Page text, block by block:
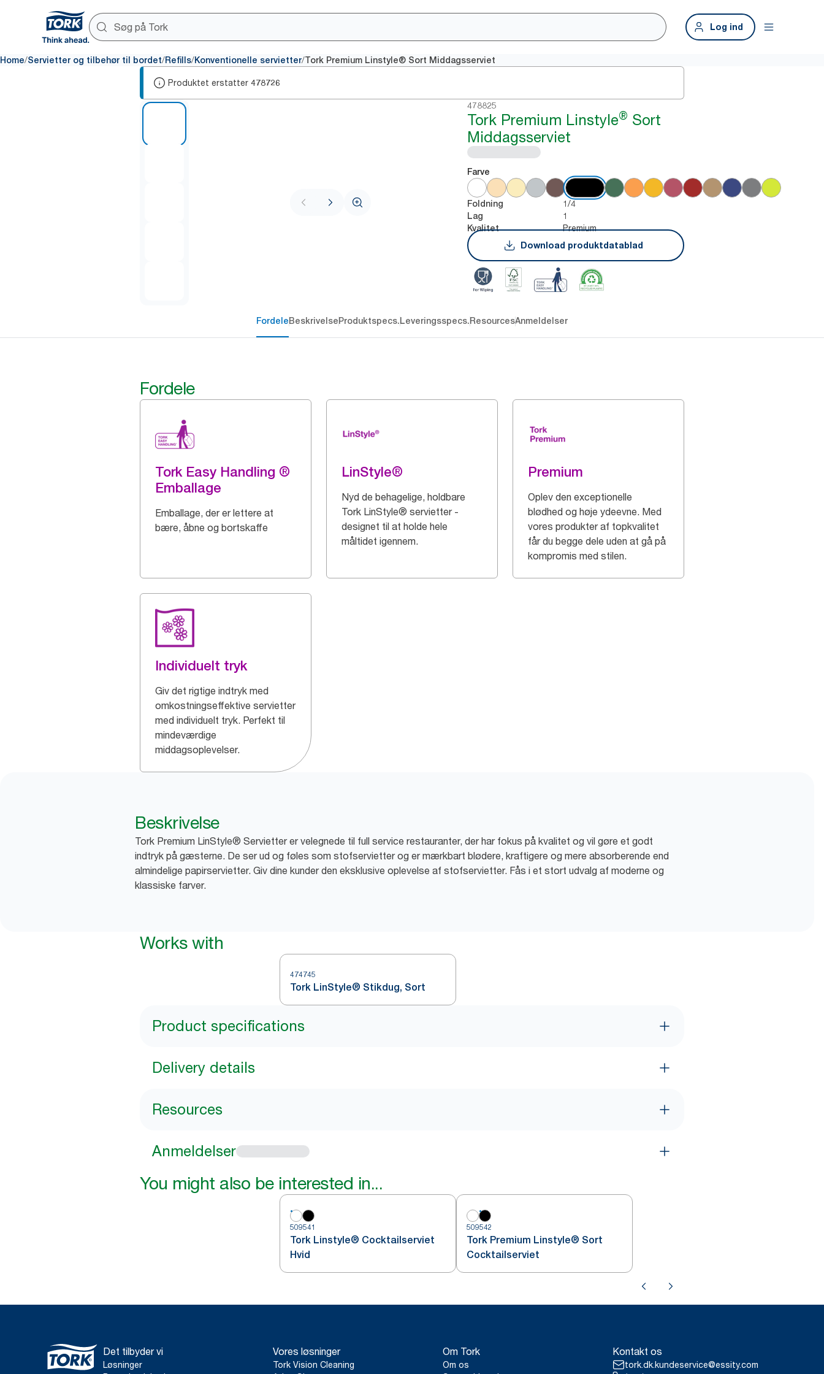
Log ind
Home/Servietter og tilbehør til bordet/Refills/Konventionelle servietter/Tork Premium Linstyle® Sort Middagsserviet
Produktet erstatter 478726
478825
Tork Premium Linstyle® Sort
Middagsserviet
Farve
Foldning 1/4
Lag 1
Kvalitet
Premium
Download produktdatablad
FordeleBeskrivelseProduktspecs.Leveringsspecs.ResourcesAnmeldelser
Fordele
Tork Easy Handling ®
Emballage
Emballage, der er lettere at
bære, åbne og bortskaffe
LinStyle®
Nyd de behagelige, holdbare
Tork LinStyle® servietter -
designet til at holde hele
måltidet igennem.
Premium
Oplev den exceptionelle
blødhed og høje ydeevne. Med
vores produkter af topkvalitet
får du begge dele uden at gå på
kompromis med stilen.
Individuelt tryk
Giv det rigtige indtryk med
omkostningseffektive servietter
med individuelt tryk. Perfekt til
mindeværdige
middagsoplevelser.
Beskrivelse
Tork Premium LinStyle® Servietter er velegnede til full service restauranter, der har fokus på kvalitet og vil gøre et godt
indtryk på gæsterne. De ser ud og føles som stofservietter og er mærkbart blødere, kraftigere og mere absorberende end
almindelige papirservietter. Giv dine kunder den eksklusive oplevelse af stofservietter. Fås i et stort udvalg af moderne og
klassiske farver.
Works with
474745
Tork LinStyle® Stikdug, Sort
Product specifications
Delivery details
Resources
Anmeldelser
You might also be interested in...
509541
Tork Linstyle® Cocktailserviet
Hvid
509542
Tork Premium Linstyle® Sort
Cocktailserviet
Det tilbyder vi
Løsninger
Vores løsninger
Tork Vision Cleaning
Om Tork
Om os
Kontakt os
tork.dk.kundeservice@essity.com